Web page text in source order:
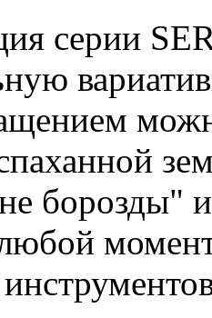
серии
борозды"
момент